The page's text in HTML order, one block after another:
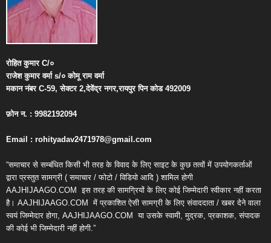
रोहित कुमारC/०
राजेश कुमार वर्माs/० कोमू राम वर्मा
मकान नंबरC-59,सेक्टर2,देवेंद्र नगर,रायपुर पिन कोड492009
फ़ोन न. : 9982192094
Email : rohityadav2471978@gmail.com
“समाचार से सम्बंधित किसी भी तरह के विवाद के लिए साइट के कुछ तत्वों में उपयोगकर्ताओं
द्वारा प्रस्तुत सामग्री ( समाचार / फोटो / विडियो आदि ) शामिल होगी
AAJHIJAAGO.COM इस तरह की सामग्रियों के लिए कोई जिम्मेदारी स्वीकार नहीं करता
है। AAJHIJAAGO.COM में प्रकाशित ऐसी सामग्री के लिए संवाददाता / खबर देने वाला
स्वयं जिम्मेदार होगा, AAJHIJAAGO.COM या उसके स्वामी, मुद्रक, प्रकाशक, संपादक
की कोई भी जिम्मेदारी नहीं होगी.”